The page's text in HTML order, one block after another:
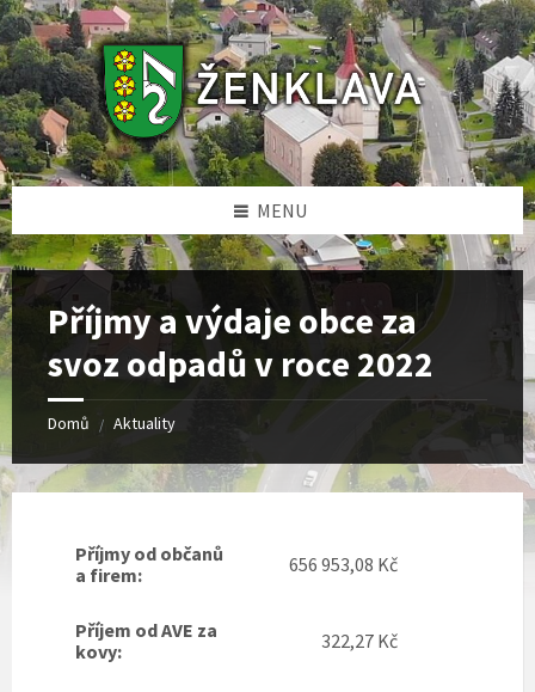
Skip
to
content
Skip
to
left
sidebar
Skip
to
footer
MENU
Příjmy a výdaje obce za
svoz odpadů v roce 2022
Domů / Aktuality
Příjmy od občanů
a firem:
656 953,08 Kč
Příjem od AVE za
kovy:
322,27 Kč